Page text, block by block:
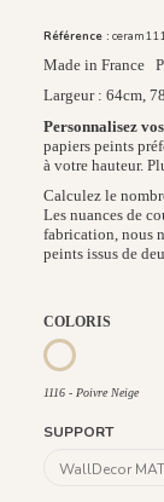
Référence :
Made in France
Largeur : 64cm,
Personnalisez
papiers peints
à votre hauteur.
Calculez le
Les nuances de
fabrication, nous
peints issus de
COLORIS
1116 - Poivre
1116 - Poivre Neige
SUPPORT